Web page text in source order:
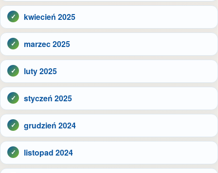
kwiecień 2025
marzec 2025
luty 2025
styczeń 2025
grudzień 2024
listopad 2024